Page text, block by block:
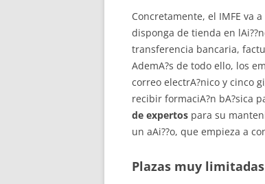
Concretamente, el IMFE va
disponga de tienda en
transferencia bancaria,
AdemA?s de todo ello, los
correo electrA?nico y cinco
recibir formaciA?n bA?sica
de expertos para su
un aAi??o, que empieza a
Plazas muy limitadas